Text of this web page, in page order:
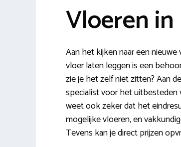
Vloeren
Aan het kijken naar een
vloer laten leggen is een
zie je het zelf niet zitten? Aan
specialist voor het uitbesteden
weet ook zeker dat het
mogelijke vloeren, en
Tevens kan je direct prijzen